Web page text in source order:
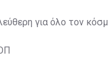
για όλο τον